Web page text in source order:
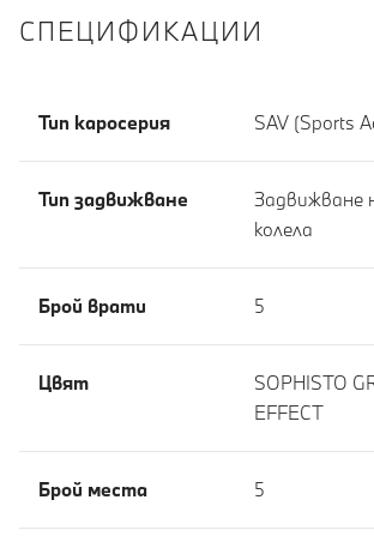
СПЕЦИФИКАЦИИ
Тип каросерия SAV (Sports
Тип задвижване
Задвижване
колела
Брой врати 5
Цвят
SOPHISTO
EFFECT
Брой места 5